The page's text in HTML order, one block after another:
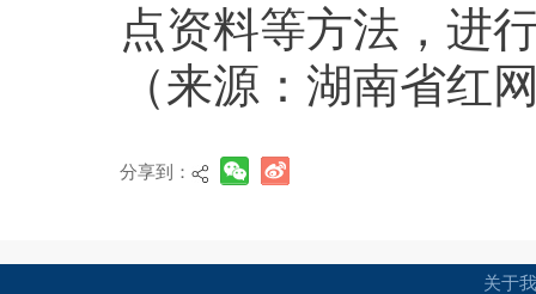
点资料等方法，进
（来源：湖南省红
分享到：
关于